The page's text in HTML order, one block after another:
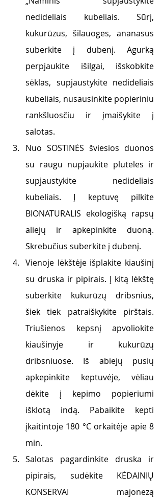
nedideliais kubeliais. Sūrį,
kukurūzus, šilauoges, ananasus
suberkite į dubenį. Agurką
perpjaukite išilgai, išskobkite
sėklas, supjaustykite nedideliais
kubeliais, nusausinkite popieriniu
rankšluosčiu ir įmaišykite į
salotas.
Nuo SOSTINĖS šviesios duonos
su raugu nupjaukite pluteles ir
supjaustykite nedideliais
kubeliais. Į keptuvę pilkite
BIONATURALIS ekologišką rapsų
aliejų ir apkepinkite duoną.
Skrebučius suberkite į dubenį.
Vienoje lėkštėje išplakite kiaušinį
su druska ir pipirais. Į kitą lėkštę
suberkite kukurūzų dribsnius,
šiek tiek patraiškykite pirštais.
Triušienos kepsnį apvoliokite
kiaušinyje ir kukurūzų
dribsniuose. Iš abiejų pusių
apkepinkite keptuvėje, vėliau
dėkite į kepimo popieriumi
išklotą indą. Pabaikite kepti
įkaitintoje 180 °C orkaitėje apie 8
min.
Salotas pagardinkite druska ir
pipirais, sudėkite KĖDAINIŲ
KONSERVAI majonezą